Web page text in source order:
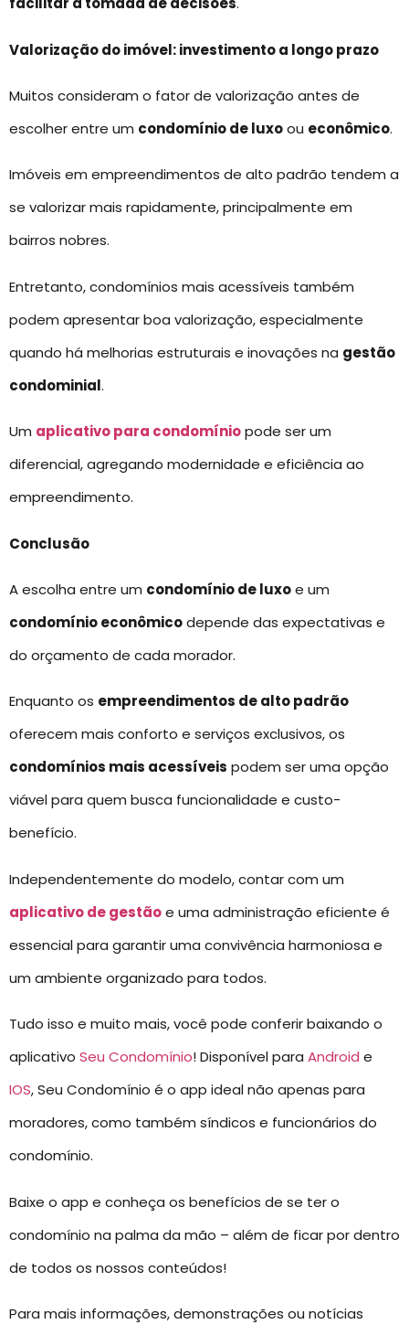
Valorização do imóvel: investimento a longo prazo
Muitos consideram o fator de valorização antes de
escolher entre um condomínio de luxoou econômico.
Imóveis em empreendimentos de alto padrão tendem a
se valorizar mais rapidamente, principalmente em
bairros nobres.
Entretanto, condomínios mais acessíveis também
podem apresentar boa valorização, especialmente
quando há melhorias estruturais e inovações na gestão
condominial.
Um aplicativo para condomíniopode ser um
diferencial, agregando modernidade e eficiência ao
empreendimento.
Conclusão
A escolha entre um condomínio de luxoe um
condomínio econômicodepende das expectativas e
do orçamento de cada morador.
Enquanto os empreendimentos de alto padrão
oferecem mais conforto e serviços exclusivos, os
condomínios mais acessíveis podem ser uma opção
viável para quem busca funcionalidade e custo-
benefício.
Independentemente do modelo, contar com um
aplicativo de gestãoe uma administração eficiente é
essencial para garantir uma convivência harmoniosa e
um ambiente organizado para todos.
Tudo isso e muito mais, você pode conferir baixando o
aplicativo Seu Condomínio! Disponível para Android e
IOS, Seu Condomínio é o app ideal não apenas para
moradores, como também síndicos e funcionários do
condomínio.
Baixe o app e conheça os benefícios de se ter o
condomínio na palma da mão – além de ficar por dentro
de todos os nossos conteúdos!
Para mais informações, demonstrações ou notícias